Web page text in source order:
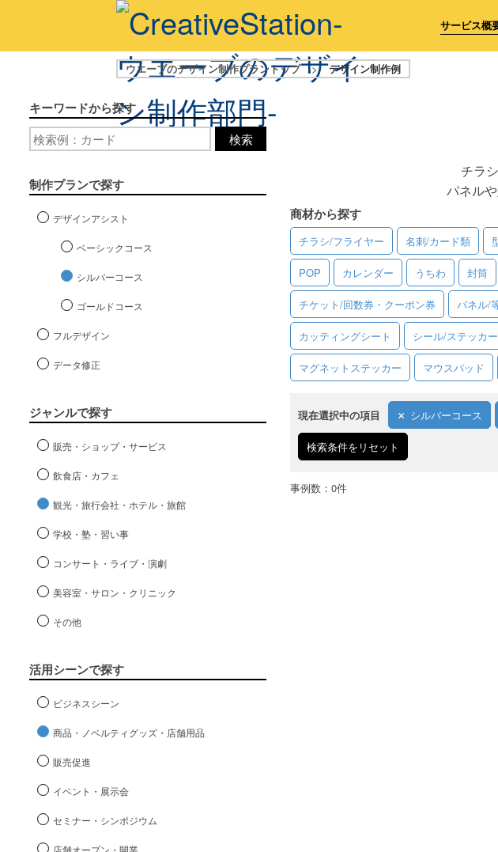
サービス概
ウエーブのデザイン制作プラントップ > デザイン制作例
チラ
パネル
商材から探す
チラシ/フライヤー 名刺/カード類
POP カレンダー うちわ 封筒
チケット/回数券・クーポン券 パネル/
カッティングシート シール/ステッカー
マグネットステッカー マウスパッド
現在選択中の項目 シルバーコース
検索条件をリセット
キーワードから探す
検索
制作プランで探す
デザインアシスト
ベーシックコース
シルバーコース
ゴールドコース
フルデザイン
データ修正
ジャンルで探す
販売・ショップ・サービス
飲食店・カフェ
観光・旅行会社・ホテル・旅館
学校・塾・習い事
コンサート・ライブ・演劇
美容室・サロン・クリニック
その他
活用シーンで探す
ビジネスシーン
商品・ノベルティグッズ・店舗用品
販売促進
イベント・展示会
セミナー・シンポジウム
店舗オープン・開業
事例数：0件